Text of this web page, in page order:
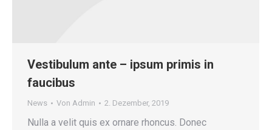
Vestibulum ante – ipsum primis in
faucibus
News Von Admin 2. Dezember, 2019
Nulla a velit quis ex ornare rhoncus. Donec